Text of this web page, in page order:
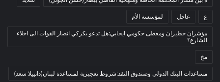
الجنوب والشمال والبقاع‎.‎
وسط هذه العشوائية المالية والمعيشية عاد إلى
بيروت، على متن طائرة خاصة حاكم مصرف لبنان
أدب وشعر
(133)
إعلام
بروفايل
ع عاجل لمؤسسة الأم
مؤشران خطيران ومعطى حكومي ايجابي:هل تدعو بكركي انصار القوات الى اخلاء
الشارع؟
مخ
مساعدات البنك الدولي وصندوق النقد:شروط تعجيزية لمساعدة لبنان(دانييلا سعد)